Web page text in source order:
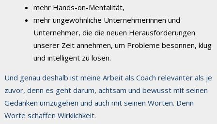
mehr Hands-on-Mentalität,
mehr ungewöhnliche Unternehmerinnen und
Unternehmer, die die neuen Herausforderungen
unserer Zeit annehmen, um Probleme besonnen, klug
und intelligent zu lösen.
Und genau deshalb ist meine Arbeit als Coach relevanter als je
zuvor, denn es geht darum, achtsam und bewusst mit seinen
Gedanken umzugehen und auch mit seinen Worten. Denn
Worte schaffen Wirklichkeit.